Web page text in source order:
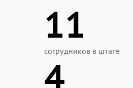
11
сотрудников в штате
4